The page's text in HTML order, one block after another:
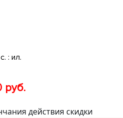
: ил.
руб.
действия скидки